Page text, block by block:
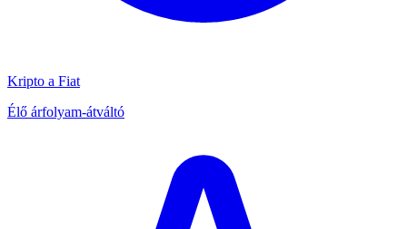
Kripto a Fiat
Élő árfolyam-átváltó